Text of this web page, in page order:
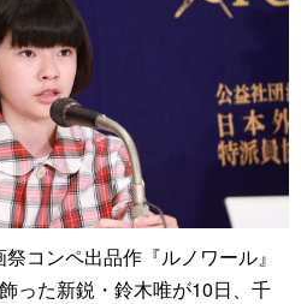
コンペ出品作『ルノワール』
った新鋭・鈴木唯が10日、千